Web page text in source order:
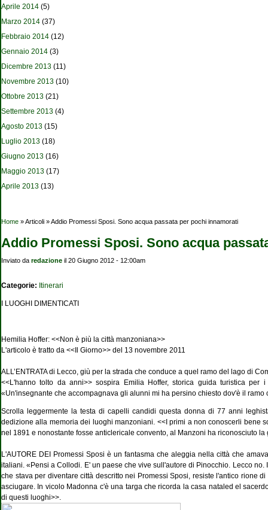
Aprile 2014 (5)
Marzo 2014 (37)
Febbraio 2014 (12)
Gennaio 2014 (3)
Dicembre 2013 (11)
Novembre 2013 (10)
Ottobre 2013 (21)
Settembre 2013 (4)
Agosto 2013 (15)
Luglio 2013 (18)
Giugno 2013 (16)
Maggio 2013 (17)
Aprile 2013 (13)
Tu sei qui
Home » Articoli » Addio Promessi Sposi. Sono acqua passata per pochi innamorati
Addio Promessi Sposi. Sono acqua
Inviato da redazione il 20 Giugno 2012 - 12:00am
Categorie: Itinerari
I LUOGHI DIMENTICATI
Hemilia Hoffer: <<Non è più la città manzoniana>>
L'articolo è tratto da <<Il Giorno>> del 13 novembre 2011
ALL’ENTRATA di Lecco, giù per la strada che conduce a quel ramo del lago di
<<L'hanno tolto da anni>> sospira Emilia Hoffer, storica guida turistica
«Un'insegnante che accompagnava gli alunni mi ha persino chiesto dov'è il ramo
Scrolla leggermente la testa di capelli candidi questa donna di 77 anni
dedizione alla memoria dei luoghi manzoniani. <<I primi a non conoscerli bene
nel 1891 e nonostante fosse anticlericale convento, al Manzoni ha riconosciuto la
L'AUTORE DEI Promessi Sposi è un fantasma che aleggia nella città che
italiani. «Pensi a Collodi. E' un paese che vive sull'autore di Pinocchio. Lecco
che stava per diventare città descritto nei Promessi Sposi, resiste l'antico rione
asciugare. In vicolo Madonna c'è una targa che ricorda la casa nataled el
di questi luoghi>>.